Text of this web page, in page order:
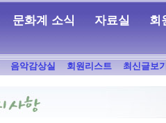
문화계 소식 자료실 회
음악감상실 회원리스트 최신글보기